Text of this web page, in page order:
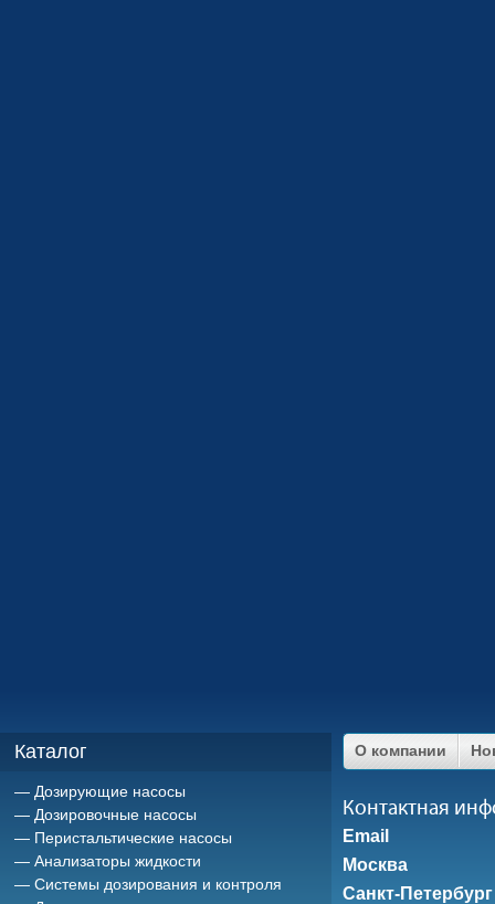
Каталог
Дозирующие насосы
Дозировочные насосы
Перистальтические насосы
Анализаторы жидкости
Системы дозирования и контроля
О компании
Контактная
Email
Москва
Санкт-Петербург